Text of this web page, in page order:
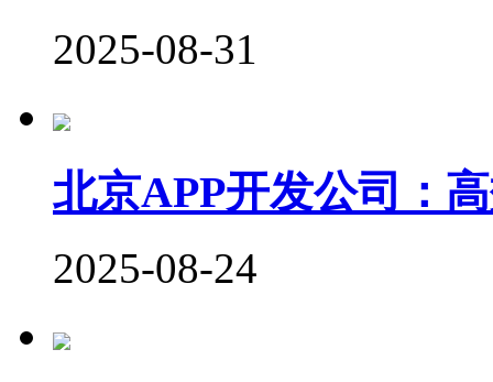
2025-08-31
北京APP开发公司：
2025-08-24